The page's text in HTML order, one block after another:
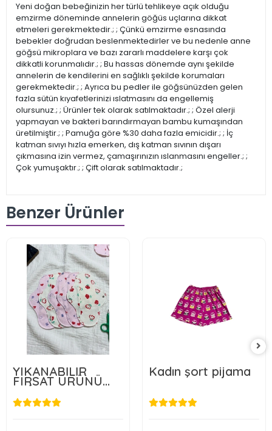
Yeni doğan bebeğinizin her türlü tehlikeye açık olduğu
emzirme döneminde annelerin göğüs uçlarına dikkat
etmeleri gerekmektedir.; ; Çünkü emzirme esnasında
bebekler doğrudan beslenmektedirler ve bu nedenle anne
göğsü mikroplara ve bazı zararlı maddelere karşı çok
dikkatli korunmalıdır.; ; Bu hassas dönemde aynı şekilde
annelerin de kendilerini en sağlıklı şekilde korumaları
gerekmektedir.; ; Ayrıca bu pedler ile göğsünüzden gelen
fazla sütün kıyafetlerinizi ıslatmasını da engellemiş
olursunuz.; ; Ürünler tek olarak satılmaktadır.; ; Özel alerji
yapmayan ve bakteri barındırmayan bambu kumaşından
üretilmiştir.; ; Pamuğa göre %30 daha fazla emicidir.; ; İç
katman sıvıyı hızla emerken, dış katman sıvının dışarı
çıkmasına izin vermez, çamaşırınızın ıslanmasını engeller.; ;
Çok yumuşaktır.; ; Çift olarak satılmaktadır.;
Benzer Ürünler
YIKANABİLİR
FIRSAT ÜRÜNÜ
5'Lİ
279,00 TL
Kadın şort pijama
108,00 TL